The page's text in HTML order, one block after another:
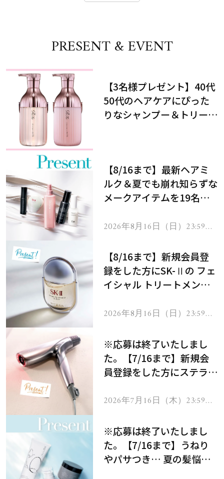
PRESENT & EVENT
【3名様プレゼント】40代
50代のヘアケアにぴった
りなシャンプー＆トリート
【8/16まで】最新ヘアミ
ルク＆夏でも崩れ知らずな
メークアイテムを19名様
2026年8月16日（日）23:59ま
【8/16まで】新規会員登
録をした方にSK-Ⅱの フェ
イシャル トリートメント
2026年8月16日（日）23:59ま
※応募は終了いたしまし
た。【7/16まで】新規会
員登録をした方にステラボ
ヘアドライヤー ジュエル
2026年7月16日（木）23:59ま
※応募は終了いたしまし
た。【7/16まで】うねり
やパサつき… 夏の髪悩み